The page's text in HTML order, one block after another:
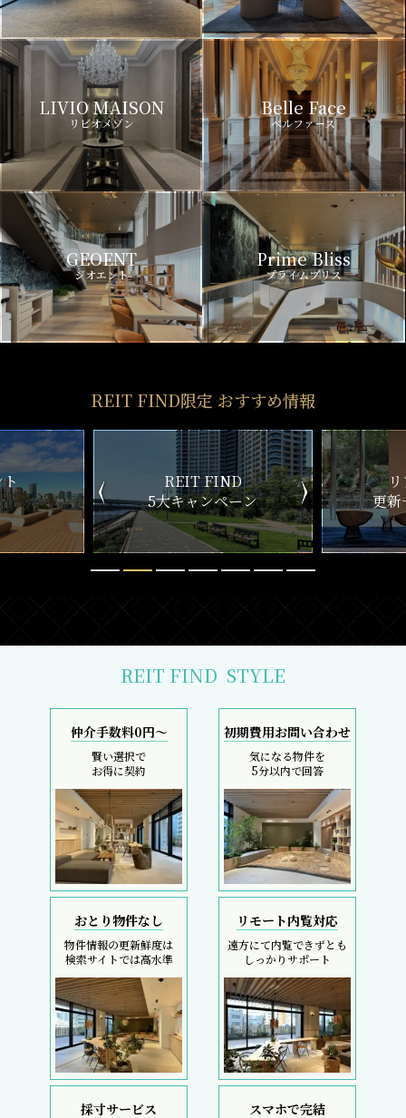
LIVIO MAISON
リビオメゾン
Belle Face
ベルファース
GEOENT
ジオエント
Prime Bliss
プライムブリス
REIT FIND限定 おすすめ情報
ン
リアルタイム
更新一覧チェック
新
REIT FIND STYLE
仲介手数料0円～
賢い選択で
お得に契約
初期費用お問い合わせ
気になる物件を
5分以内で回答
おとり物件なし
物件情報の更新鮮度は
検索サイトでは高水準
リモート内覧対応
遠方にて内覧できずとも
しっかりサポート
採寸サービス スマホで完結